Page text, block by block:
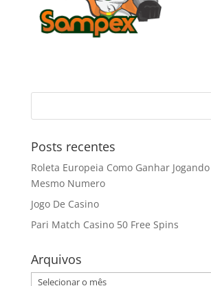
Posts recentes
Roleta Europeia Como Ganhar
Mesmo Numero
Jogo De Casino
Pari Match Casino 50 Free Spins
Arquivos
Arquivos